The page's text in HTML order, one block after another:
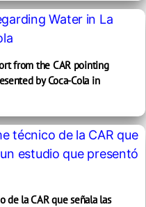
from the CAR pointing
by Coca-Cola in
de la CAR que señala las